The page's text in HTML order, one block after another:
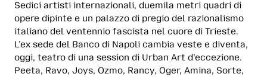
Sedici artisti internazionali, duemila metri quadri di
opere dipinte e un palazzo di pregio del razionalismo
italiano del ventennio fascista nel cuore di Trieste.
L’ex sede del Banco di Napoli cambia veste e diventa,
oggi, teatro di una session di Urban Art d’eccezione.
Peeta, Ravo, Joys, Ozmo, Rancy, Oger, Amina, Sorte,